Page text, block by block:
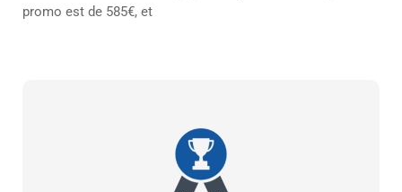
promo est de 585€, et